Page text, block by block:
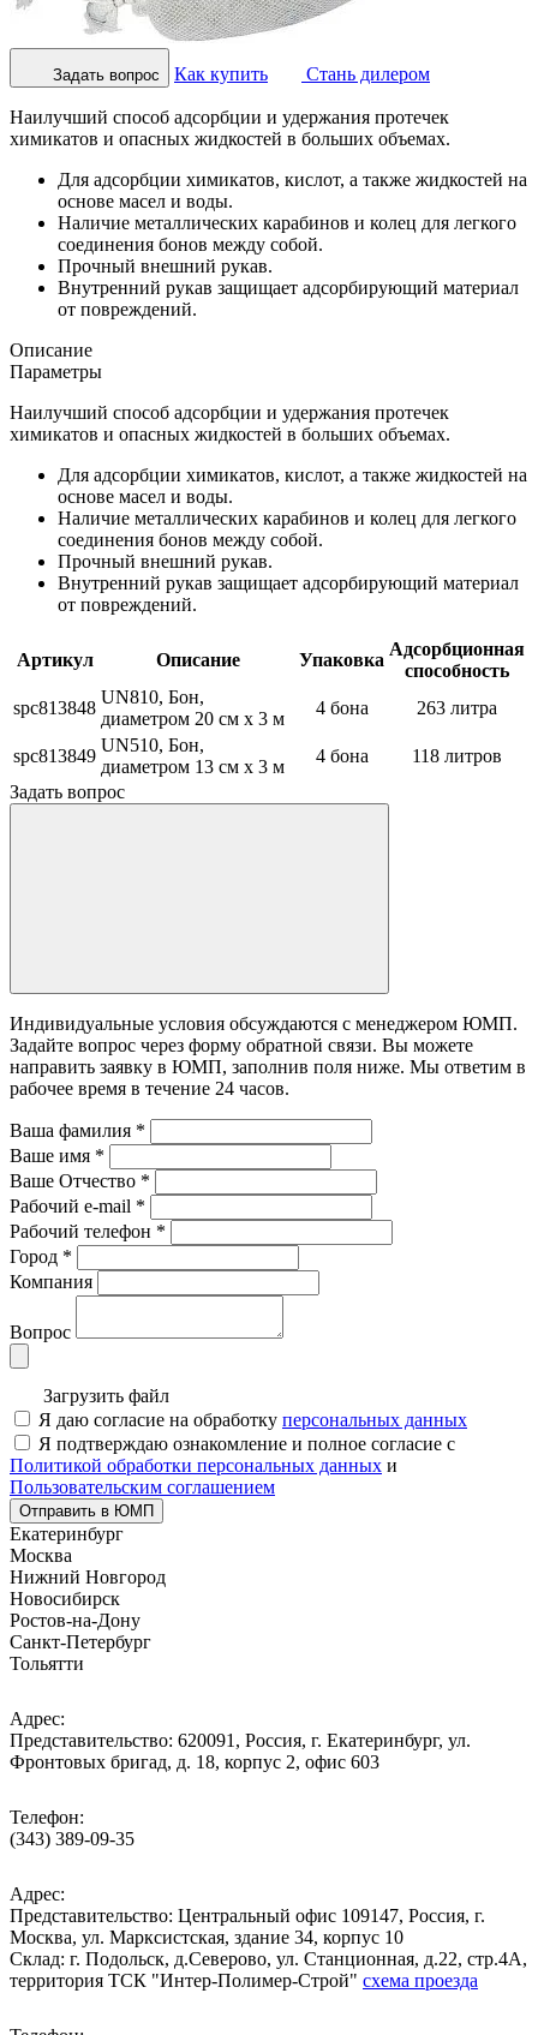
Задать вопрос Как купить Стань дилером
Наилучший способ адсорбции и удержания протечек
химикатов и опасных жидкостей в больших объемах.
Для адсорбции химикатов, кислот, а также жидкостей на
основе масел и воды.
Наличие металлических карабинов и колец для легкого
соединения бонов между собой.
Прочный внешний рукав.
Внутренний рукав защищает адсорбирующий материал
от повреждений.
Описание
Параметры
Наилучший способ адсорбции и удержания протечек
химикатов и опасных жидкостей в больших объемах.
Для адсорбции химикатов, кислот, а также жидкостей на
основе масел и воды.
Наличие металлических карабинов и колец для легкого
соединения бонов между собой.
Прочный внешний рукав.
Внутренний рукав защищает адсорбирующий материал
от повреждений.
Артикул Описание Упаковка
Адсорбционная
способность
spc813848
UN810, Бон,
диаметром 20 см x 3 м
4 бона 263 литра
spc813849
UN510, Бон,
диаметром 13 см x 3 м
4 бона
118 литров
Задать вопрос
Индивидуальные условия обсуждаются с менеджером ЮМП.
Задайте вопрос через форму обратной связи. Вы можете
направить заявку в ЮМП, заполнив поля ниже. Mы ответим в
рабочее время в течение 24 часов.
Ваша фамилия *
Ваше имя *
Ваше Отчество *
Рабочий e-mail *
Рабочий телефон *
Город *
Компания
Вопрос
Загрузить файл
Я даю согласие на обработку персональных данных
Я подтверждаю ознакомление и полное согласие с
Политикой обработки персональных данных и
Пользовательским соглашением
Отправить в ЮМП
Екатеринбург
Москва
Нижний Новгород
Новосибирск
Ростов-на-Дону
Санкт-Петербург
Тольятти
Адрес:
Представительство: 620091, Россия, г. Екатеринбург, ул.
Фронтовых бригад, д. 18, корпус 2, офис 603
Телефон:
(343) 389-09-35
Адрес:
Представительство: Центральный офис 109147, Россия, г.
Москва, ул. Марксистская, здание 34, корпус 10
Cклад: г. Подольск, д.Северово, ул. Станционная, д.22, стр.4А,
территория ТСК "Интер-Полимер-Строй" схема проезда